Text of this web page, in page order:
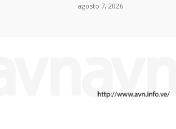
agosto 7, 2026